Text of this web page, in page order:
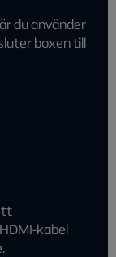
du använder
boxen till
kabel